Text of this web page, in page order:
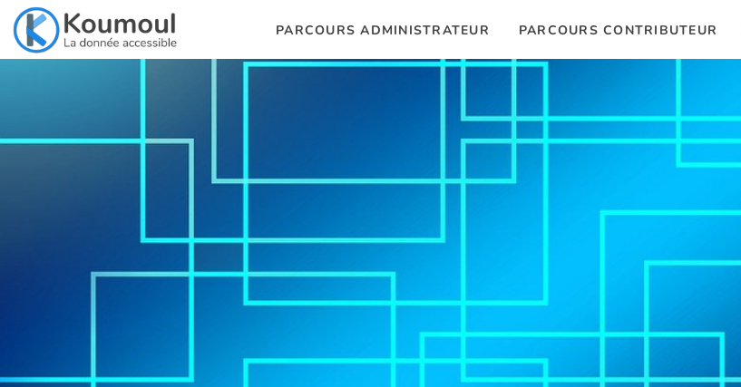
PARCOURS ADMINISTRATEUR PARCOURS CONTRIBUTEUR